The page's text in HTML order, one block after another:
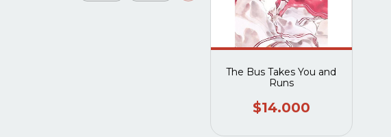
The Bus Takes You and
Runs
$14.000